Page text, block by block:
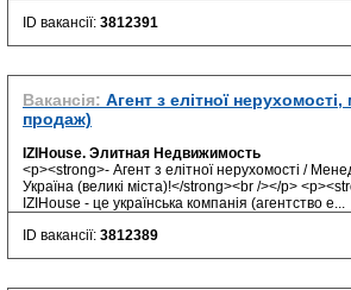
ID вакансії: 3812391
Вакансія: Агент з елітної
продаж)
IZIHouse. Элитная Недвижимость
<p><strong>- Агент з елітної нерухомості /
Україна (великі міста)!</strong><br /></p>
IZIHouse - це українська компанія (агентство е...
ID вакансії: 3812389